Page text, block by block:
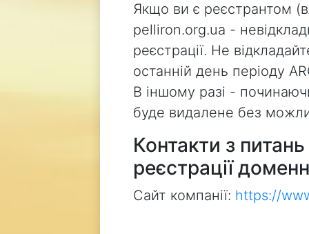
Якщо ви є реєстрантом
pelliron.org.ua -
реєстрації. Не
останній день періоду
В іншому разі -
буде видалене без
Контакти з
реєстрації
Сайт компанії: https://